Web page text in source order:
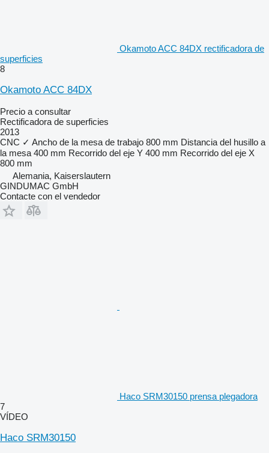
Okamoto ACC 84DX rectificadora de
superficies
8
Okamoto ACC 84DX
Precio a consultar
Rectificadora de superficies
2013
CNC ✓ Ancho de la mesa de trabajo 800 mm Distancia del husillo a
la mesa 400 mm Recorrido del eje Y 400 mm Recorrido del eje X
800 mm
Alemania, Kaiserslautern
GINDUMAC GmbH
Contacte con el vendedor
Haco SRM30150 prensa plegadora
7
VÍDEO
Haco SRM30150